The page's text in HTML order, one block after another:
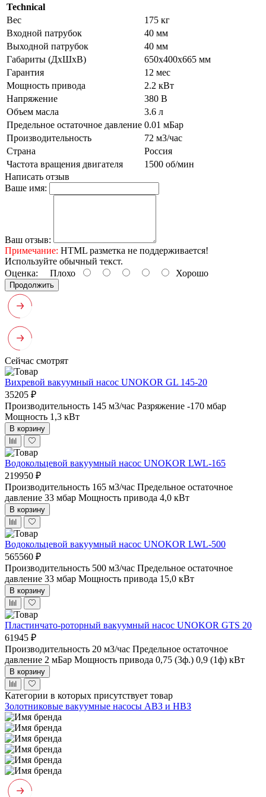
Technical
Вес
175 кг
Входной патрубок
40 мм
Выходной патрубок
40 мм
Габариты (ДхШхВ)
650x400x665 мм
Гарантия
12 мес
Мощность привода
2.2 кВт
Напряжение
380 В
Объем масла
3.6 л
Предельное остаточное давление 0.01 мБар
Производительность
72 м3/час
Страна
Россия
Частота вращения двигателя
1500 об/мин
Написать отзыв
Ваше имя:
Ваш отзыв:
Примечание: HTML разметка не поддерживается!
Используйте обычный текст.
Оценка: Плохо Хорошо
Продолжить
Сейчас смотрят
Вихревой вакуумный насос UNOKOR GL 145-20
35205 ₽
Производительность 145 м3/час Разряжение -170 мбар
Мощность 1,3 кВт
В корзину
Водокольцевой вакуумный насос UNOKOR LWL-165
219950 ₽
Производительность 165 м3/час Предельное остаточное
давление 33 мбар Мощность привода 4,0 кВт
В корзину
Водокольцевой вакуумный насос UNOKOR LWL-500
565560 ₽
Производительность 500 м3/час Предельное остаточное
давление 33 мбар Мощность привода 15,0 кВт
В корзину
Пластинчато-роторный вакуумный насос UNOKOR GTS 20
61945 ₽
Производительность 20 м3/час Предельное остаточное
давление 2 мБар Мощность привода 0,75 (3ф.) 0,9 (1ф) кВт
В корзину
Категории в которых присутствует товар
Золотниковые вакуумные насосы АВЗ и НВЗ